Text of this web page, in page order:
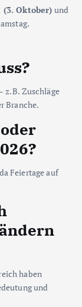
(3. Oktober) und
z. B. Zuschläge
Branche.
Feiertage auf
haben
und